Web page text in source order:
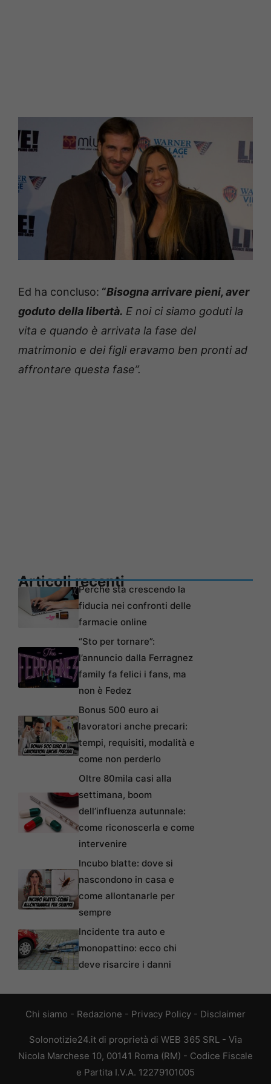
Ed ha concluso: “Bisogna arrivare pieni, aver
goduto della libertà. E noi ci siamo goduti la
vita e quando è arrivata la fase del
matrimonio e dei figli eravamo ben pronti ad
affrontare questa fase”.
Articoli recentiPerché sta crescendo la
fiducia nei confronti delle
farmacie online
“Sto per tornare”:
l’annuncio dalla Ferragnez
family fa felici i fans, ma
non è Fedez
Bonus 500 euro ai
lavoratori anche precari:
tempi, requisiti, modalità e
come non perderlo
Oltre 80mila casi alla
settimana, boom
dell’influenza autunnale:
come riconoscerla e come
intervenire
Incubo blatte: dove si
nascondono in casa e
come allontanarle per
sempre
Incidente tra auto e
monopattino: ecco chi
deve risarcire i danni
Chi siamo - Redazione - Privacy Policy - Disclaimer
Solonotizie24.it di proprietà di WEB 365 SRL - Via
Nicola Marchese 10, 00141 Roma (RM) - Codice Fiscale
e Partita I.V.A. 12279101005